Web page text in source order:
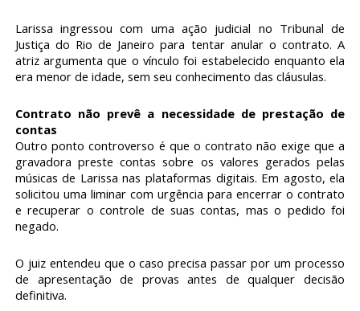
Larissa ingressou com uma ação judicial no Tribunal de
Justiça do Rio de Janeiro para tentar anular o contrato. A
atriz argumenta que o vínculo foi estabelecido enquanto ela
era menor de idade, sem seu conhecimento das cláusulas.
Contrato não prevê a necessidade de prestação de
contas
Outro ponto controverso é que o contrato não exige que a
gravadora preste contas sobre os valores gerados pelas
músicas de Larissa nas plataformas digitais. Em agosto, ela
solicitou uma liminar com urgência para encerrar o contrato
e recuperar o controle de suas contas, mas o pedido foi
negado.
O juiz entendeu que o caso precisa passar por um processo
de apresentação de provas antes de qualquer decisão
definitiva.